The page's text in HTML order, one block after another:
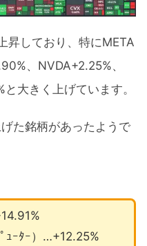
昇しており、特にMETA
、NVDA+2.25%、
大きく上げています。
た銘柄があったようで
ﾟｭｰﾀｰ）…+12.25%